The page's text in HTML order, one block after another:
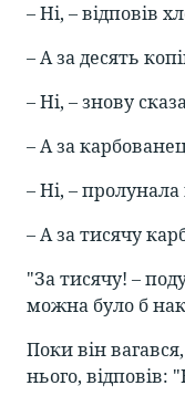
– Ні, – відповів
– А за десять
– Ні, – знову
– А за
– Ні, – пролунала
– А за тисячу
"За тисячу! –
можна було б
Поки він
нього, відповів: